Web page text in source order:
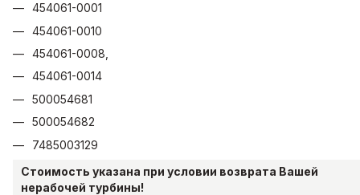
454061-0001
454061-0010
454061-0008,
454061-0014
500054681
500054682
7485003129
Стоимость указана при условии возврата Вашей
нерабочей турбины!